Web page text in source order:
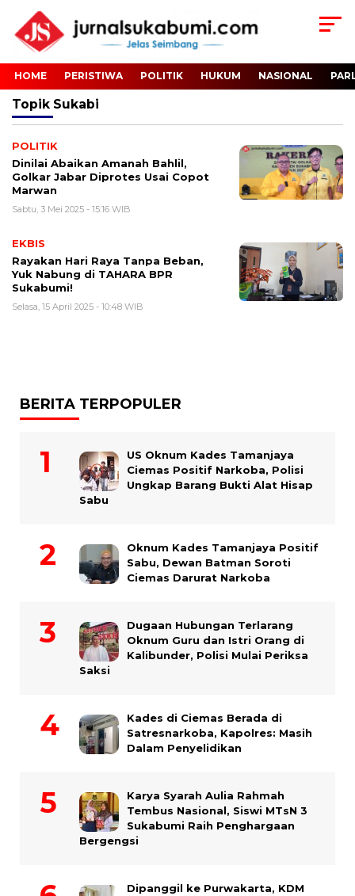
HOME PERISTIWA POLITIK HUKUM NASIONAL
Topik Sukabi
POLITIK
Dinilai Abaikan Amanah Bahlil,
Golkar Jabar Diprotes Usai Copot
Marwan
Sabtu, 3 Mei 2025 - 15:16 WIB
EKBIS
Rayakan Hari Raya Tanpa Beban,
Yuk Nabung di TAHARA BPR
Sukabumi!
Selasa, 15 April 2025 - 10:48 WIB
BERITA TERPOPULER
US Oknum Kades Tamanjaya
Ciemas Positif Narkoba, Polisi
Ungkap Barang Bukti Alat Hisap
Sabu
Oknum Kades Tamanjaya Positif
Sabu, Dewan Batman Soroti
Ciemas Darurat Narkoba
Dugaan Hubungan Terlarang
Oknum Guru dan Istri Orang di
Kalibunder, Polisi Mulai Periksa
Saksi
Kades di Ciemas Berada di
Satresnarkoba, Kapolres: Masih
Dalam Penyelidikan
Karya Syarah Aulia Rahmah
Tembus Nasional, Siswi MTsN 3
Sukabumi Raih Penghargaan
Bergengsi
Dipanggil ke Purwakarta, KDM